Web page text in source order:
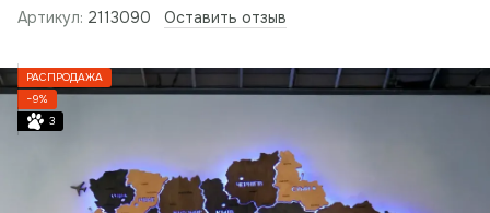
Артикул: 2113090 Оставить отзыв
РАСПРОДАЖА
−9%
3